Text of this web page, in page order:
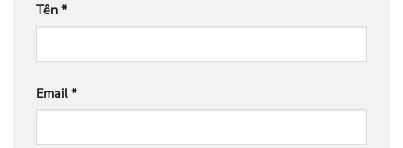
Tên *
Email*